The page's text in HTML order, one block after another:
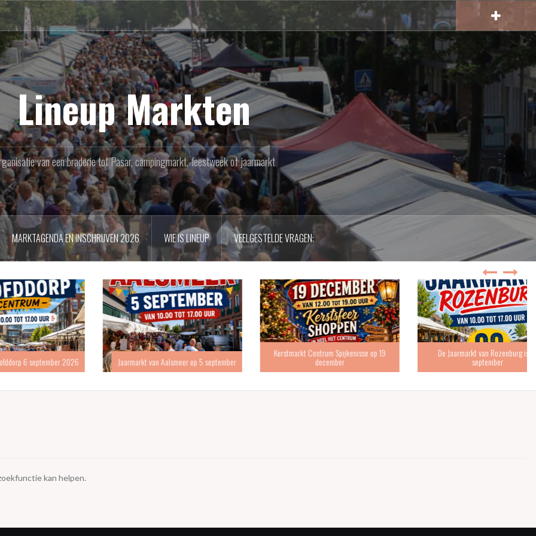
Lineup Markten
van een braderie tot Pasar, campingmarkt, feestweek of jaarmarkt
MARKTAGENDA EN INSCHRIJVEN 2026 WIE IS LINEUP VEELGESTELDE VRAGEN:
2026 Jaarmarkt van Aalsmeer op 5 september
Kerstmarkt Centrum Spijkenisse op 19 De Jaarmarkt van Rozenburg is 19
kan helpen.